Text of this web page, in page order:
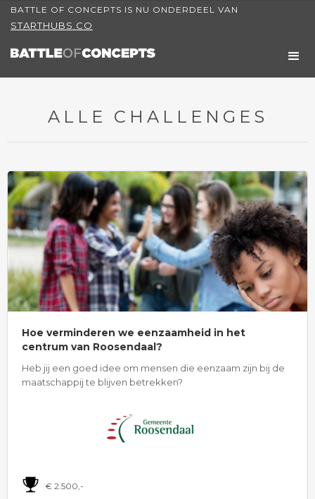
BATTLE OF CONCEPTS IS NU ONDERDEEL VAN
STARTHUBS.CO
ALLE CHALLENGES
Hoe verminderen we eenzaamheid in het
centrum van Roosendaal?
Heb jij een goed idee om mensen die eenzaam zijn bij de
maatschappij te blijven betrekken?
€ 2.500,-